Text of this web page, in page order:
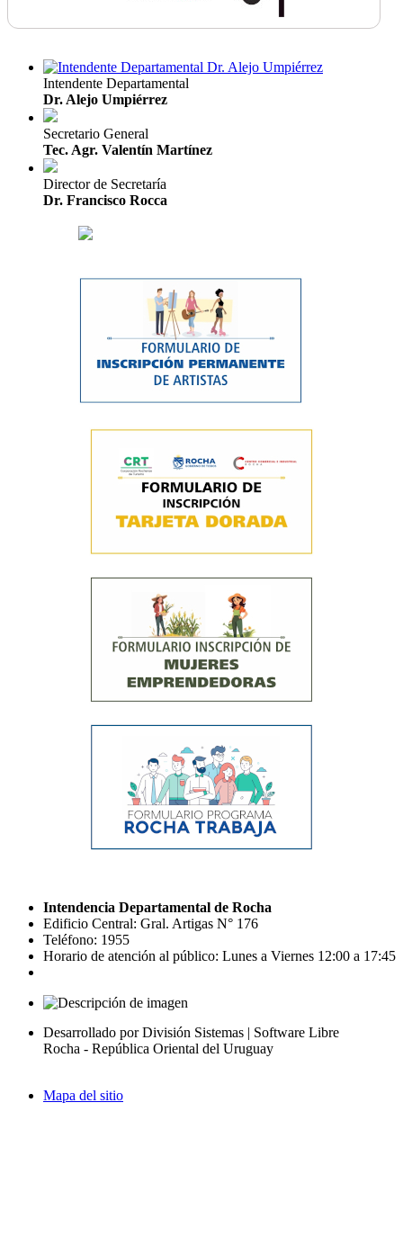
Intendente Departamental
Dr. Alejo Umpiérrez
Secretario General
Tec. Agr. Valentín Martínez
Director de Secretaría
Dr. Francisco Rocca
Intendencia Departamental de Rocha
Edificio Central: Gral. Artigas N° 176
Teléfono: 1955
Horario de atención al público: Lunes a Viernes 12:00 a 17:45
Desarrollado por División Sistemas | Software Libre
Rocha - República Oriental del Uruguay
Mapa del sitio